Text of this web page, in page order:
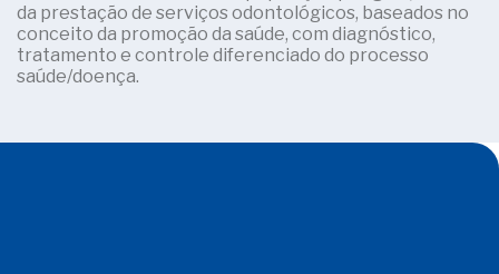
da prestação de serviços odontológicos, baseados no
conceito da promoção da saúde, com diagnóstico,
tratamento e controle diferenciado do processo
saúde/doença.